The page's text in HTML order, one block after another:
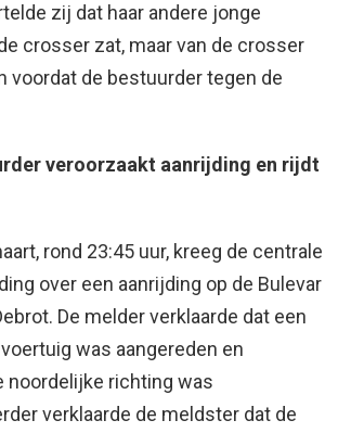
zij dat haar andere jonge
crosser zat, maar van de crosser
voordat de bestuurder tegen de
veroorzaakt aanrijding en rijdt
rond 23:45 uur, kreeg de centrale
over een aanrijding op de Bulevar
De melder verklaarde dat een
was aangereden en
noordelijke richting was
verklaarde de meldster dat de